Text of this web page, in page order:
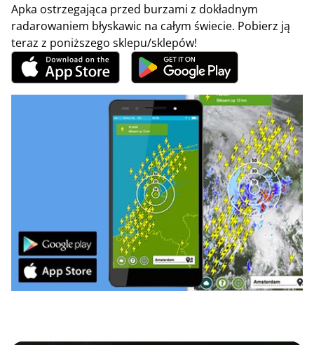
Apka ostrzegająca przed burzami z dokładnym
radarowaniem błyskawic na całym świecie. Pobierz ją
teraz z poniższego sklepu/sklepów!